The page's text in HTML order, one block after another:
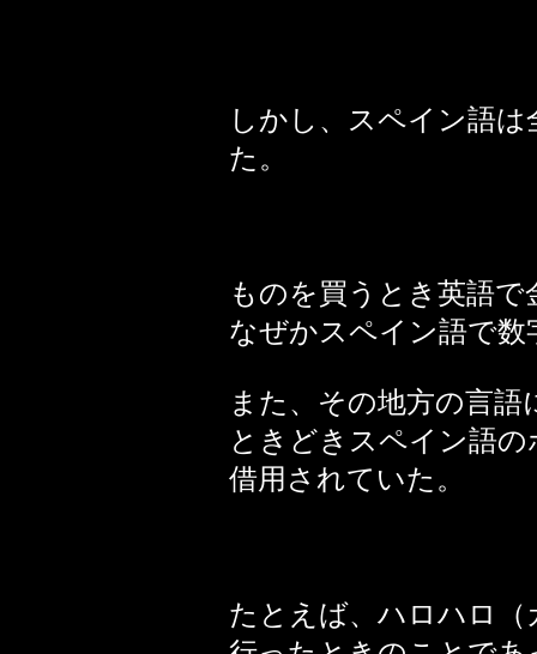
しかし、スペイン語
た。
ものを買うとき英語
なぜかスペイン語で
また、その地方の言語
ときどきスペイン語
借用されていた。
たとえば、ハロハロ（